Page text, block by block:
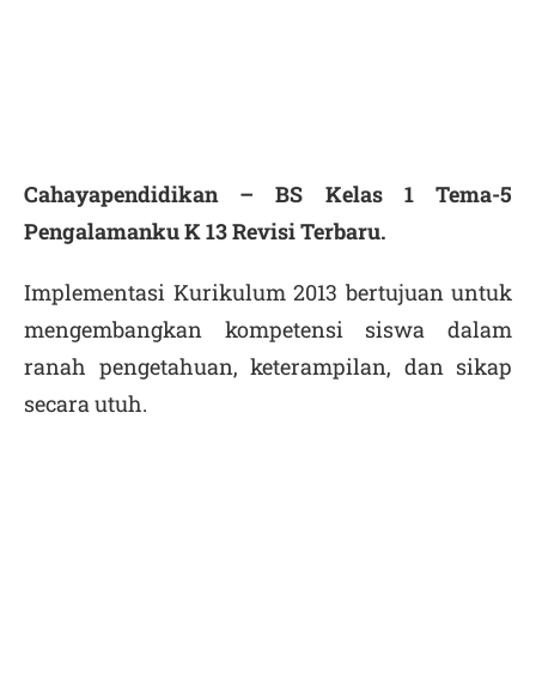
Cahayapendidikan – BS Kelas 1 Tema-5
Pengalamanku K 13 Revisi Terbaru.
Implementasi Kurikulum 2013 bertujuan untuk
mengembangkan kompetensi siswa dalam
ranah pengetahuan, keterampilan, dan sikap
secara utuh.